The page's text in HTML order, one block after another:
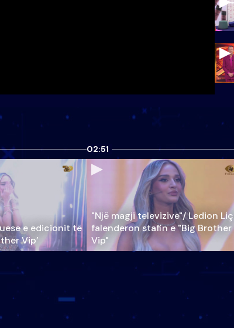
e edicionit të
Vip’
02:51
"Një magji televizive"/ Ledion
falenderon stafin e "Big Brother
Vip"